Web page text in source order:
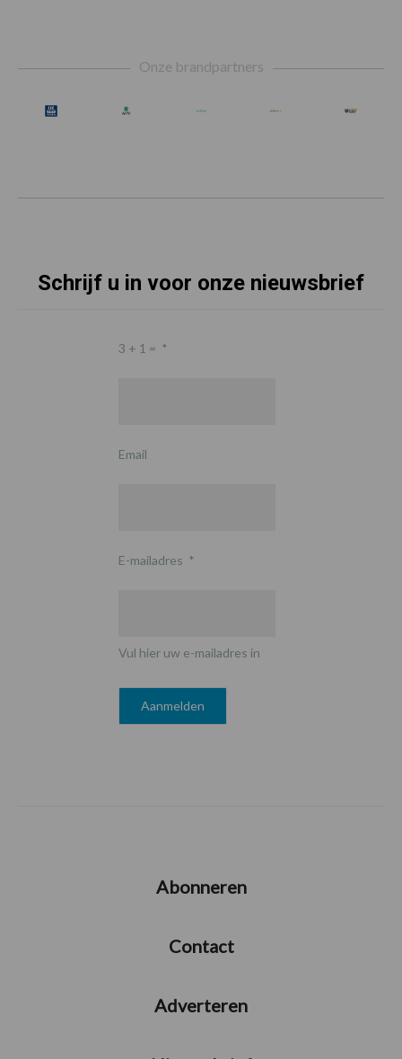
Onze brandpartners
Schrijf u in voor onze nieuwsbrief
3 + 1 = *
Email
E-mailadres *
Vul hier uw e-mailadres in
Abonneren
Contact
Adverteren